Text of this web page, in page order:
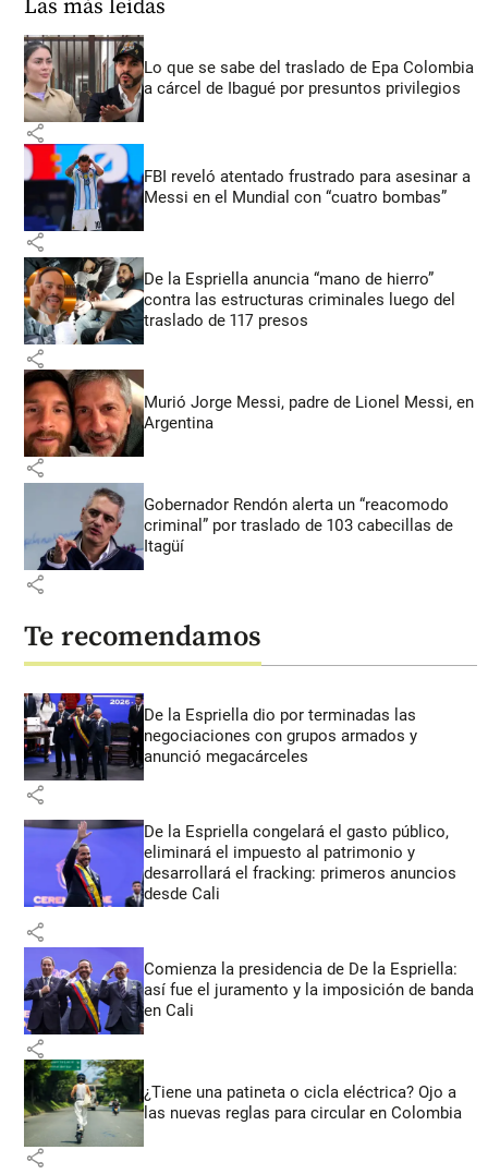
Las más leídas
Lo que se sabe del traslado de Epa Colombia
a cárcel de Ibagué por presuntos privilegios
share
FBI reveló atentado frustrado para asesinar a
Messi en el Mundial con “cuatro bombas”
share
De la Espriella anuncia “mano de hierro”
contra las estructuras criminales luego del
traslado de 117 presos
share
Murió Jorge Messi, padre de Lionel Messi, en
Argentina
share
Gobernador Rendón alerta un “reacomodo
criminal” por traslado de 103 cabecillas de
Itagüí
share
Te recomendamos
De la Espriella dio por terminadas las
negociaciones con grupos armados y
anunció megacárceles
share
De la Espriella congelará el gasto público,
eliminará el impuesto al patrimonio y
desarrollará el fracking: primeros anuncios
desde Cali
share
Comienza la presidencia de De la Espriella:
así fue el juramento y la imposición de banda
en Cali
share
¿Tiene una patineta o cicla eléctrica? Ojo a
las nuevas reglas para circular en Colombia
share